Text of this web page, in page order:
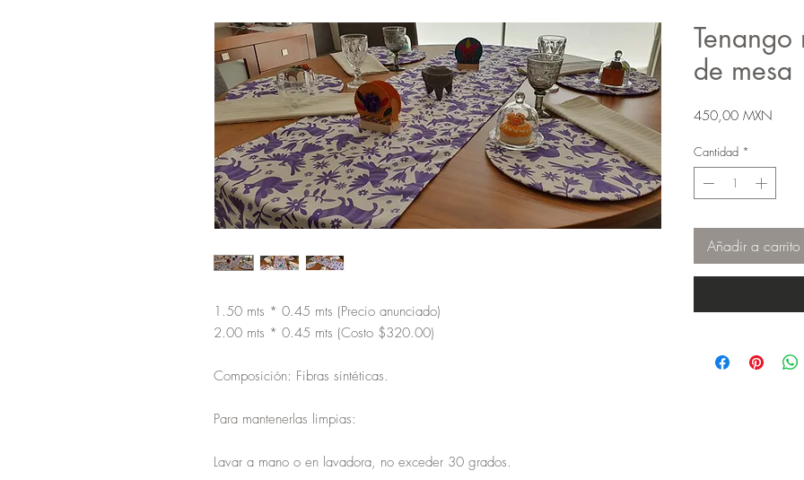
1.50 mts * 0.45 mts (Precio anunciado)
2.00 mts * 0.45 mts (Costo $320.00)
Composición: Fibras sintéticas.
Para mantenerlas limpias:
Lavar a mano o en lavadora, no exceder 30 grados.
de mesa
450,00 MXNPrecio
Cantidad *
Añadir a carrito